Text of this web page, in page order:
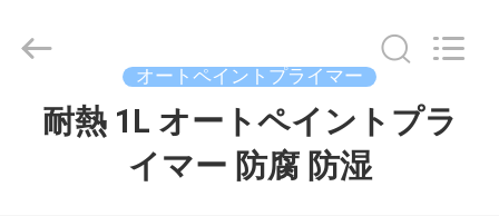
Guangzhou
オートペイントプライマー
耐熱 1L オートペイントプラ
イマー 防腐 防湿